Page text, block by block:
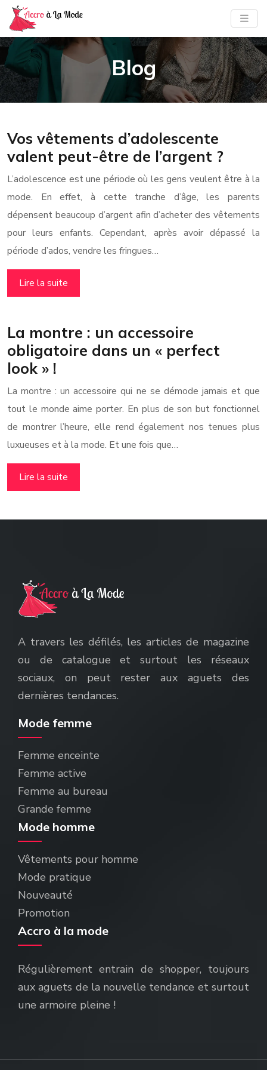
Blog
Vos vêtements d’adolescente
valent peut-être de l’argent ?
L’adolescence est une période où les gens veulent être à la
mode. En effet, à cette tranche d’âge, les parents
dépensent beaucoup d’argent afin d’acheter des vêtements
pour leurs enfants. Cependant, après avoir dépassé la
période d’ados, vendre les fringues…
Lire la suite
La montre : un accessoire
obligatoire dans un « perfect
look » !
La montre : un accessoire qui ne se démode jamais et que
tout le monde aime porter. En plus de son but fonctionnel
de montrer l’heure, elle rend également nos tenues plus
luxueuses et à la mode. Et une fois que…
Lire la suite
A travers les défilés, les articles de magazine
ou de catalogue et surtout les réseaux
sociaux, on peut rester aux aguets des
dernières tendances.
Mode femme
Femme enceinte
Femme active
Femme au bureau
Grande femme
Mode homme
Vêtements pour homme
Mode pratique
Nouveauté
Promotion
Accro à la mode
Régulièrement entrain de shopper, toujours
aux aguets de la nouvelle tendance et surtout
une armoire pleine !